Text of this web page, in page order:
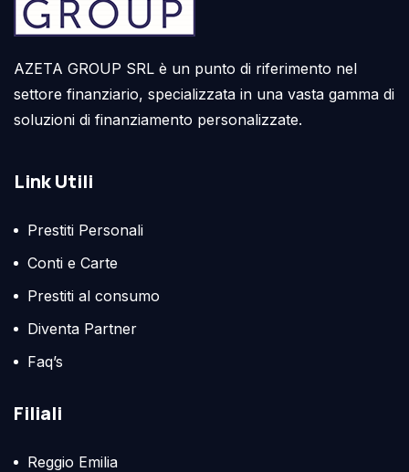
AZETA GROUP SRL è un punto di riferimento nel
settore finanziario, specializzata in una vasta gamma di
soluzioni di finanziamento personalizzate.
Link Utili
Prestiti Personali
Conti e Carte
Prestiti al consumo
Diventa Partner
Faq’s
Filiali
Reggio Emilia